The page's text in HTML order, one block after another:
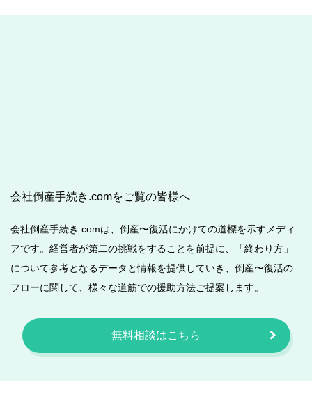
会社倒産手続き.comをご覧の皆様へ
会社倒産手続き.comは、倒産〜復活にかけての道標を示すメディ
アです。経営者が第二の挑戦をすることを前提に、「終わり方」
について参考となるデータと情報を提供していき、倒産〜復活の
フローに関して、様々な道筋での援助方法ご提案します。
無料相談はこちら